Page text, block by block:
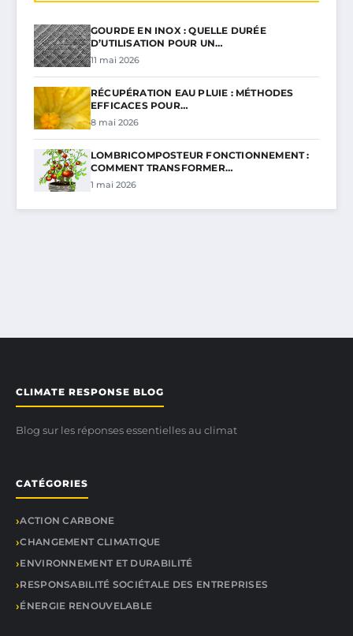
GOURDE EN INOX : QUELLE DURÉE
D’UTILISATION POUR UN…
11 mai 2026
RÉCUPÉRATION EAU PLUIE : MÉTHODES
EFFICACES POUR…
8 mai 2026
LOMBRICOMPOSTEUR FONCTIONNEMENT :
COMMENT TRANSFORMER…
1 mai 2026
CLIMATE RESPONSE BLOG
Blog sur les réponses essentielles au climat
CATÉGORIES
ACTION CARBONE
CHANGEMENT CLIMATIQUE
ENVIRONNEMENT ET DURABILITÉ
RESPONSABILITÉ SOCIÉTALE DES ENTREPRISES
ÉNERGIE RENOUVELABLE